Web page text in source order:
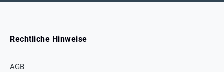
Rechtliche Hinweise
AGB